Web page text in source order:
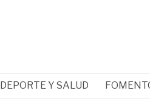
DEPORTE Y SALUD